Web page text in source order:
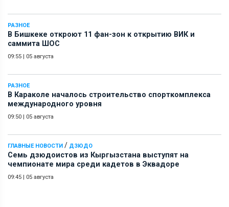
РАЗНОЕ
В Бишкеке откроют 11 фан-зон к открытию ВИК и
саммита ШОС
09:55 | 05 августа
РАЗНОЕ
В Караколе началось строительство спорткомплекса
международного уровня
09:50 | 05 августа
ГЛАВНЫЕ НОВОСТИ / ДЗЮДО
Семь дзюдоистов из Кыргызстана выступят на
чемпионате мира среди кадетов в Эквадоре
09:45 | 05 августа